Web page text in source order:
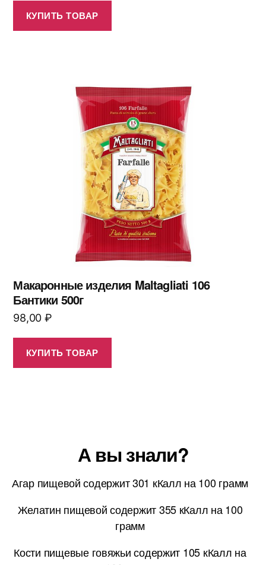
КУПИТЬ ТОВАР
Макаронные изделия Maltagliati 106
Бантики 500г
98,00 ₽
КУПИТЬ ТОВАР
А вы знали?
Агар пищевой содержит 301 кКалл на 100 грамм
Желатин пищевой содержит 355 кКалл на 100
грамм
Кости пищевые говяжьи содержит 105 кКалл на